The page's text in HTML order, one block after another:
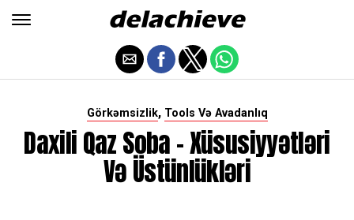
Görkəmsizlik, Tools Və Avadanlıq
Daxili Qaz Soba - Xüsusiyyətləri
Və Üstünlükləri